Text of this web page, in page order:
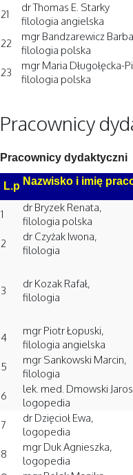
21
dr Thomas E. Starky
filologia angielska
22
mgr Bandzarewicz
filologia polska
23
mgr Maria Długołęcka-
filologia polska
Pracownicy
Pracownicy dydaktyczni
L.p Nazwisko i imię
1
dr Bryzek Renata,
filologia polska
2
dr Czyżak Iwona,
filologia
3
dr Kozak Rafał,
filologia
4
mgr Piotr Łopuski,
filologia angielska
5
mgr Sankowski Marcin,
filologia
6
lek. med. Dmowski
logopedia
7
dr Dzięcioł Ewa,
logopedia
8
mgr Duk Agnieszka,
logopedia